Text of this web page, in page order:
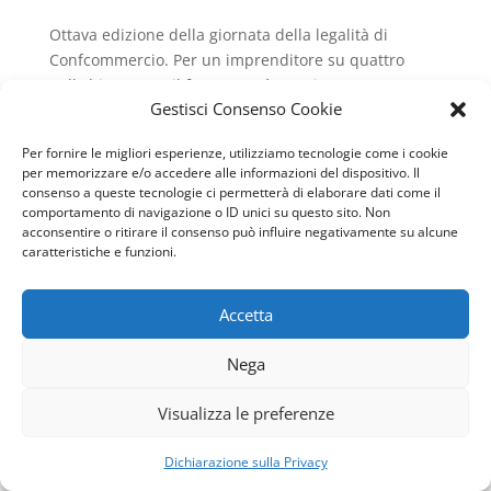
Gestisci Consenso Cookie
Per fornire le migliori esperienze, utilizziamo tecnologie come i cookie
per memorizzare e/o accedere alle informazioni del dispositivo. Il
consenso a queste tecnologie ci permetterà di elaborare dati come il
comportamento di navigazione o ID unici su questo sito. Non
acconsentire o ritirare il consenso può influire negativamente su alcune
caratteristiche e funzioni.
Accetta
Nega
Visualizza le preferenze
Dichiarazione sulla Privacy
Ottava edizione della giornata della legalità di
Confcommercio. Per un imprenditore su quattro
nell’ultimo anno il fenomeno è peggiorato.
Quarantamila imprese a rischio chiusura.
ministro Lamorgese: “Lo Stato è presente nella
lotta contro l’usura”.
L’impatto del Covid sull’economia e sulle imprese è
stato devastante. I numeri sono impietosi e
corso di quest’anno ha fotografato più volte lo
chiedendo a gran voce sostegni e ristori più adeguati
per il settore dei servizi, (commercio, turismo,
ristorazione, trasporti), che più di ogni altro ha
pagato dazio all’emergenza coronavirus. Sono circa